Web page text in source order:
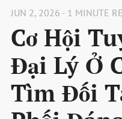
JUN 2, 2026 - 1 MINUTE
Cơ Hội
Đại Lý Ở
Tìm Đối